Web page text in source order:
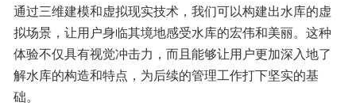
通过三维建模和虚拟现实技术，我们可以构建出水库的虚
拟场景，让用户身临其境地感受水库的宏伟和美丽。这种
体验不仅具有视觉冲击力，而且能够让用户更加深入地了
解水库的构造和特点，为后续的管理工作打下坚实的基
础。